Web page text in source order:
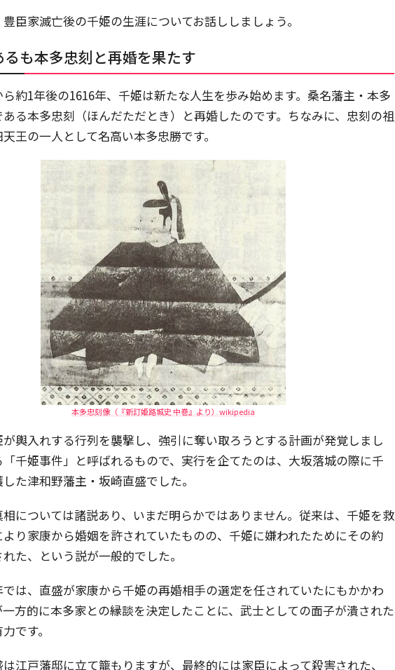
豊臣家滅亡後の千姫の生涯についてお話ししましょう。
るも本多忠刻と再婚を果たす
約1年後の1616年、千姫は新たな人生を歩み始めます。桑名藩主・本多
る本多忠刻（ほんだただとき）と再婚したのです。ちなみに、忠刻の祖
王の一人として名高い本多忠勝です。
本多忠刻像（『新訂姫路城史 中巻』より）wikipedia
が輿入れする行列を襲撃し、強引に奪い取ろうとする計画が発覚しまし
千姫事件」と呼ばれるもので、実行を企てたのは、大坂落城の際に千
た津和野藩主・坂崎直盛でした。
相については諸説あり、いまだ明らかではありません。従来は、千姫を救
り家康から婚姻を許されていたものの、千姫に嫌われたためにその約
た、という説が一般的でした。
では、直盛が家康から千姫の再婚相手の選定を任されていたにもかかわ
一方的に本多家との縁談を決定したことに、武士としての面子が潰された
です。
江戸藩邸に立て籠もりますが、最終的には家臣によって殺害された、